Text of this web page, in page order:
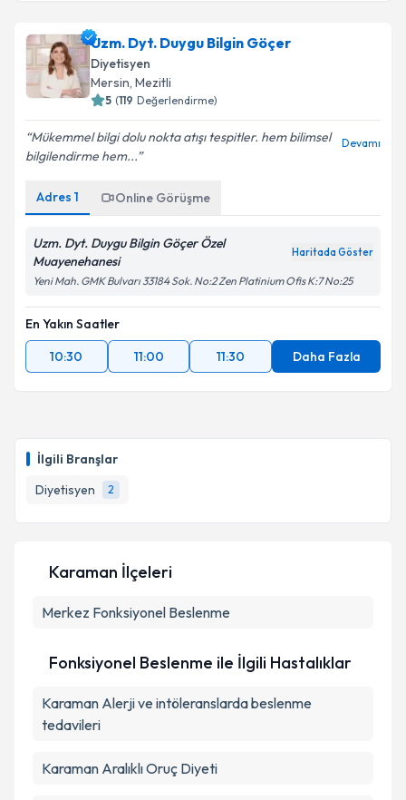
İlgili Branşlar
Diyetisyen
2
Uzm. Dyt. Duygu Bilgin Göçer
Diyetisyen
Mersin, Mezitli
5 (119 Değerlendirme)
Mükemmel bilgi dolu nokta atışı tespitler. hem bilimsel
bilgilendirme hem...
Devamı
Adres 1 Online Görüşme
Uzm. Dyt. Duygu Bilgin Göçer Özel
Muayenehanesi
Haritada Göster
Yeni Mah. GMK Bulvarı 33184 Sok. No:2 Zen Platinium Ofis K:7 No:25
En Yakın Saatler
10:30
11:00 11:30 Daha Fazla
Karaman İlçeleri
Merkez Fonksiyonel Beslenme
Fonksiyonel Beslenme ile İlgili Hastalıklar
Karaman Alerji ve intöleranslarda beslenme
tedavileri
Karaman Aralıklı Oruç Diyeti